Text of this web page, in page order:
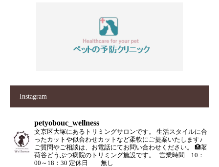
Instagram
petyobouc_wellness
文京区大塚にあるトリミングサロンです。
生活スタイルに合
ったカットや似合わせカットなど柔軟にご提案いたします♪
ご質問やご相談は、お電話にてお問い合わせください。
🏥茗
荷谷どうぶつ病院のトリミング施設です。
営業時間 10：
00～18：30 定休日 無し